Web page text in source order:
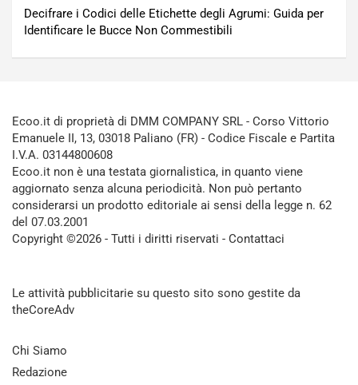
Decifrare i Codici delle Etichette degli Agrumi: Guida per
Identificare le Bucce Non Commestibili
Ecoo.it di proprietà di DMM COMPANY SRL - Corso Vittorio
Emanuele II, 13, 03018 Paliano (FR) - Codice Fiscale e Partita
I.V.A. 03144800608
Ecoo.it non è una testata giornalistica, in quanto viene
aggiornato senza alcuna periodicità. Non può pertanto
considerarsi un prodotto editoriale ai sensi della legge n. 62
del 07.03.2001
Copyright ©2026 - Tutti i diritti riservati - Contattaci
Le attività pubblicitarie su questo sito sono gestite da
theCoreAdv
Chi Siamo
Redazione